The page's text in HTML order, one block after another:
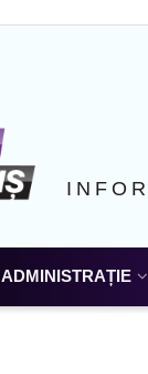
ADMINISTRAȚIE